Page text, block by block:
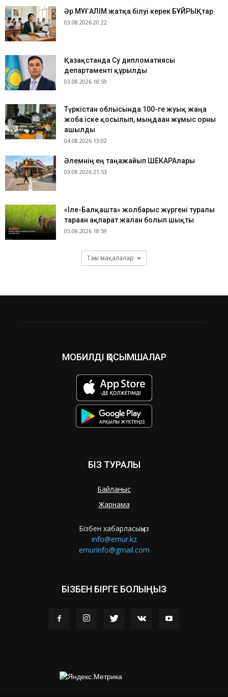
Әр МҰҒАЛІМ жатқа білуі керек БҰЙРЫҚтар
03.08.2026 20:22
Қазақстанда Су дипломатиясы
департаменті құрылды
03.08.2026 18:59
Түркістан облысында 100-ге жуық жаңа
жоба іске қосылып, мыңдаған жұмыс орны
ашылды
04.08.2026 13:02
​Әлемнің ең таңғажайып ШЕКАРАлары
03.08.2026 21:53
«Іле-Балқашта» жолбарыс жүргені туралы
тараған ақпарат жалған болып шықты
05.08.2026 18:59
Тағы мақалалар
МОБИЛДІ ҚОСЫМШАЛАР
БІЗ ТУРАЛЫ
Байланыс
Жарнама
Бізбен хабарласыңыз
info@ernur.kz
ernurinfo@gmail.com
БІЗБЕН БІРГЕ БОЛЫҢЫЗ